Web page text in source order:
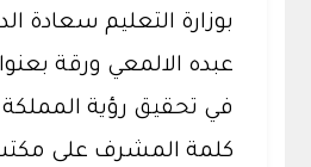
بوزارة التعليم سعادة
عبده الالمعي ورقة
كلمة المشرف على